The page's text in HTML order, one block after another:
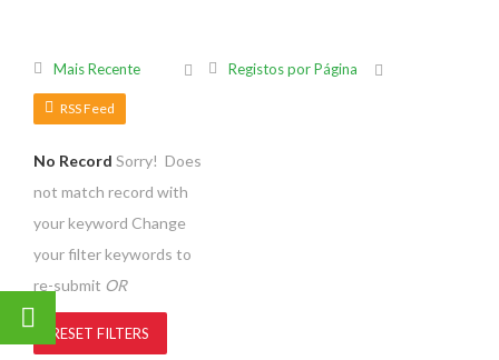
Mais Recente Registos por Página
RSS Feed
No Record Sorry! Does
not match record with
your keyword Change
your filter keywords to
re-submit OR
RESET FILTERS